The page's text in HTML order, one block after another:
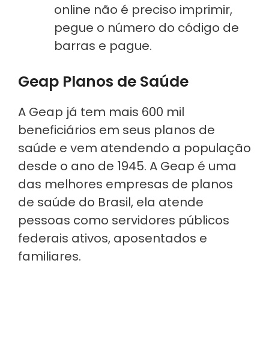
online não é preciso imprimir,
pegue o número do código de
barras e pague.
Geap Planos de Saúde
A Geap já tem mais 600 mil
beneficiários em seus planos de
saúde e vem atendendo a população
desde o ano de 1945. A Geap é uma
das melhores empresas de planos
de saúde do Brasil, ela atende
pessoas como servidores públicos
federais ativos, aposentados e
familiares.